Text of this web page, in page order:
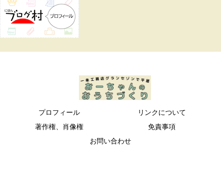
プロフィール
リンクについて
著作権、肖像権
免責事項
お問い合わせ